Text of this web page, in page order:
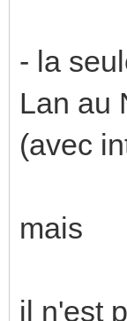
- la
Lan au
(avec
mais
il n'est